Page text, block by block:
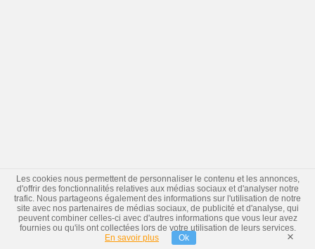
Les cookies nous permettent de personnaliser le contenu et les annonces,
d'offrir des fonctionnalités relatives aux médias sociaux et d'analyser notre
trafic. Nous partageons également des informations sur l'utilisation de notre
site avec nos partenaires de médias sociaux, de publicité et d'analyse, qui
peuvent combiner celles-ci avec d'autres informations que vous leur avez
fournies ou qu'ils ont collectées lors de votre utilisation de leurs services.
En savoir plus
Ok ×